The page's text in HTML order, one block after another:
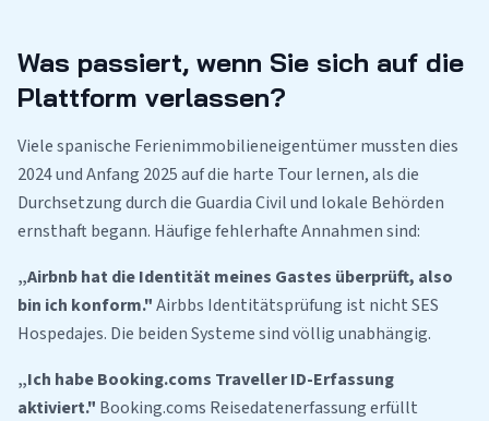
Was passiert, wenn Sie sich auf die
Plattform verlassen?
Viele spanische Ferienimmobilieneigentümer mussten dies
2024 und Anfang 2025 auf die harte Tour lernen, als die
Durchsetzung durch die Guardia Civil und lokale Behörden
ernsthaft begann. Häufige fehlerhafte Annahmen sind:
„Airbnb hat die Identität meines Gastes überprüft, also
bin ich konform."Airbbs Identitätsprüfung ist nicht SES
Hospedajes. Die beiden Systeme sind völlig unabhängig.
„Ich habe Booking.coms Traveller ID-Erfassung
aktiviert." Booking.coms Reisedatenerfassung erfüllt